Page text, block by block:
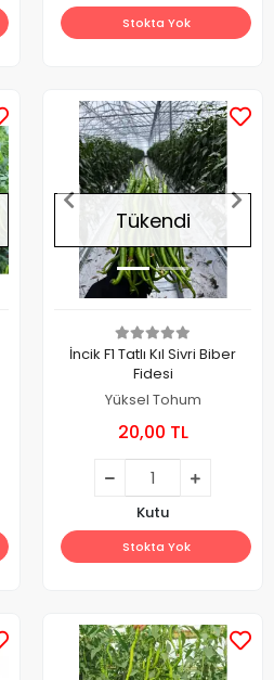
Stokta Yok
Tükendi
İncik F1 Tatlı Kıl Sivri Biber
Fidesi
Yüksel Tohum
20,00 TL
Kutu
Stokta Yok